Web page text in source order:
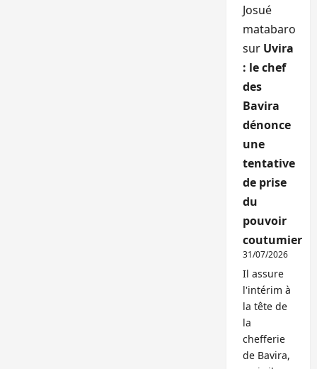
Josué
matabaro
sur Uvira
: le chef
des
Bavira
dénonce
une
tentative
de prise
du
pouvoir
coutumier
31/07/2026
Il assure
l'intérim à
la tête de
la
chefferie
de Bavira,